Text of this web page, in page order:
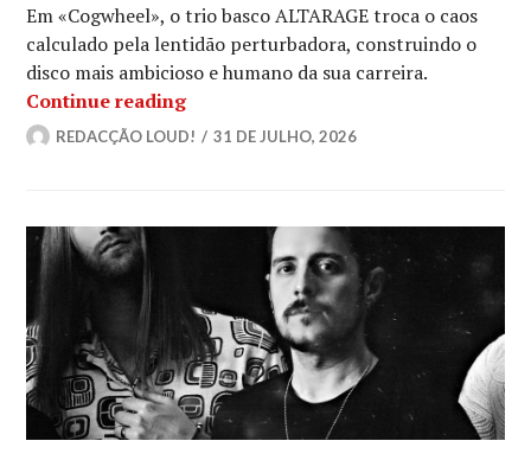
Em «Cogwheel», o trio basco ALTARAGE troca o caos
calculado pela lentidão perturbadora, construindo o
disco mais ambicioso e humano da sua carreira.
Continue readingALTARAGE: Novo álbum,
REDACÇÃO LOUD! 31 DE JULHO, 2026